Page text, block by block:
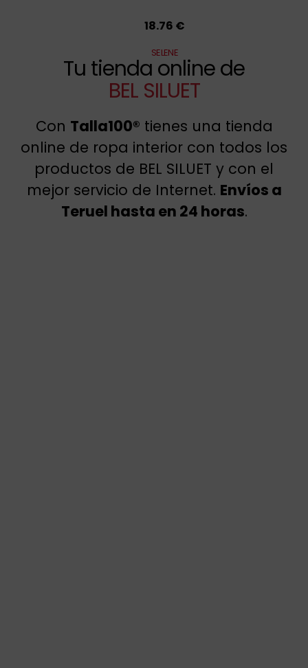
18.76 €
SELENE
Tu tienda online de
BEL SILUET
Con Talla100® tienes una tienda
online de ropa interior con todos los
productos de BEL SILUET y con el
mejor servicio de Internet. Envíos a
Teruel hasta en 24 horas.